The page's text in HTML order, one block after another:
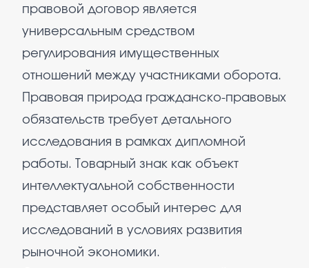
правовой договор является
универсальным средством
регулирования имущественных
отношений между участниками оборота.
Правовая природа гражданско-правовых
обязательств требует детального
исследования в рамках дипломной
работы. Товарный знак как объект
интеллектуальной собственности
представляет особый интерес для
исследований в условиях развития
рыночной экономики.